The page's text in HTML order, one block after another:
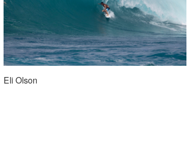
Eli Olson